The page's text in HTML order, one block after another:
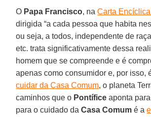
O Papa Francisco, naCarta
dirigida “a cada pessoa que habita
ou seja, a todos, independente de
etc. trata significativamente dessa
homem que se compreende e é
apenas como consumidor e, por isso,
cuidar da Casa Comum, o planeta
caminhos que o Pontífice aponta
para o cuidado daCasa Comum é a